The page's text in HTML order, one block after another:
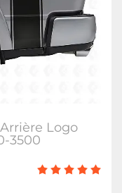
Logo
3500